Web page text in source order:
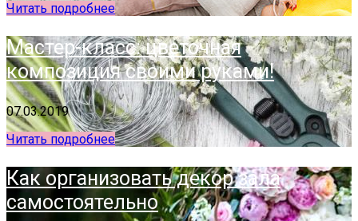
Читать подробнее
Мастер-класс: цветочная
композиция своими руками!
07.03.2019
Читать подробнее
Как организовать декор зала
самостоятельно